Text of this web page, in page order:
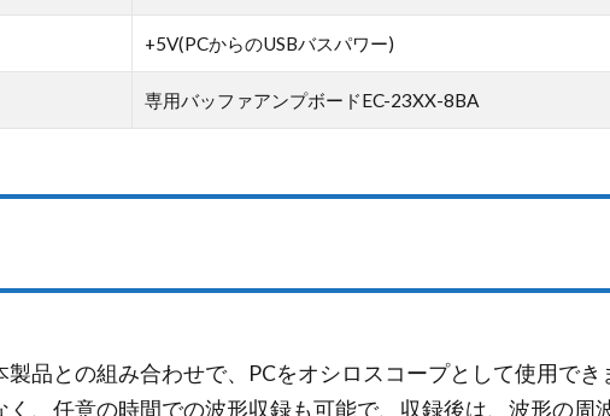
+5V(PCからのUSBバスパワー)
専用バッファアンプボードEC-23XX-8BA
品との組み合わせで、PCをオシロスコープとして使用でき
く、任意の時間での波形収録も可能で、収録後は、波形の周